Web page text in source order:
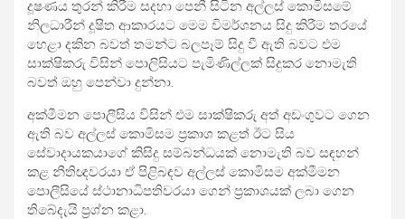
දූෂණය තුරන් කිරීම සදහා පෙනී සිටින අල්ලස් කොමිසමේ
නිලධාරීන් දූෂිත ආකාරයට මෙම විමර්ශනය සිදු කිරීම තරයේ
හෙළා දකින බවත් තමන්ට බලපෑම් සිදු වී ඇති බවට එම
සාක්ෂිකරු විසින් පොලිසියට පැමිණිල්ලක් සිදුකර නොමැති
බවත් ඔහු පෙන්වා දුන්නා.
අක්මීමන පොලීසිය විසින් එම සාක්ෂිකරු අත් අඩංගුවට ගෙන
ඇති බව අල්ලස් කොමිසම ප්‍රකාශ කළත් ඊට සිය
සේවාදායකයාගේ කිසිදු සම්බන්ධයක් නොමැති බව සඳහන්
කළ නීතිඥවරයා ඒ පිළිබඳව අල්ලස් කොමිසම අක්මීමන
පොලීසියේ ස්ථානාධිපතිවරයා ගෙන් ප්‍රකාශයක් ලබා ගෙන
තිබේදැයි ප්‍රශ්න කළා.